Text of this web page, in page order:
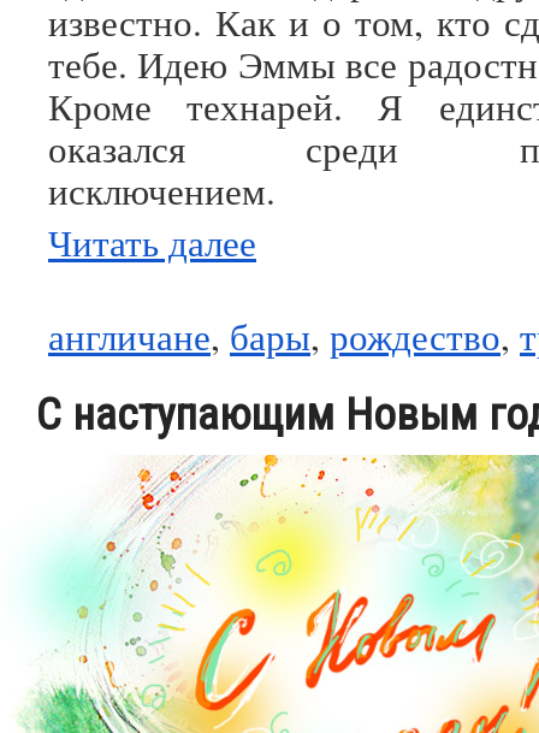
известно. Как и о том, кто
тебе. Идею Эммы все
Кроме технарей. Я
оказался среди
исключением.
Читать далее
англичане, бары, рождество,
С наступающим Новым